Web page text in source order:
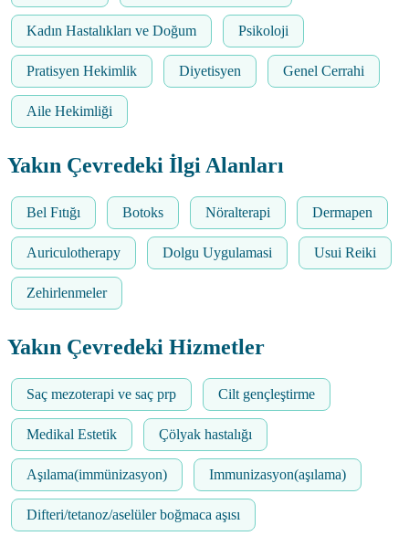
Kadın Hastalıkları ve Doğum Psikoloji
Pratisyen Hekimlik Diyetisyen Genel Cerrahi
Aile Hekimliği
Yakın Çevredeki İlgi Alanları
Bel Fıtığı Botoks Nöralterapi Dermapen
Auriculotherapy Dolgu Uygulamasi Usui Reiki
Zehirlenmeler
Yakın Çevredeki Hizmetler
Saç mezoterapi ve saç prp Cilt gençleştirme
Medikal Estetik Çölyak hastalığı
Aşılama(immünizasyon) Immunizasyon(aşılama)
Difteri/tetanoz/aselüler boğmaca aşısı